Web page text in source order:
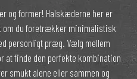
og former! Halskæderne her er
om du foretrækker minimalistisk
personligt præg. Vælg mellem
at finde den perfekte kombination
smukt alene eller sammen og